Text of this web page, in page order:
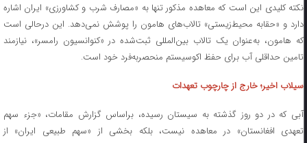
نکته کلیدی این است که معاهده مذکور تنها به «مصارف شرب و کشاورزی» ایران اشاره
دارد و «حقابه محیط‌زیستی» تالاب‌های هامون را پوشش نمی‌دهد. این درحالی است
که هامون، به‌عنوان یک تالاب بین‌المللی ثبت‌شده در «کنوانسیون رامسر»، نیازمند
تامین حداقلی آب برای حفظ اکوسیستم منحصربه‌فرد خود است.
سیلاب اخیر؛ خارج از چارچوب تعهدات
آبی که در دو روز گذشته به سیستان رسیده، براساس گزارش مقامات، «جزء سهم
تعهدی افغانستان» در معاهده نیست، بلکه بخشی از «سهم طبیعی ایران» از